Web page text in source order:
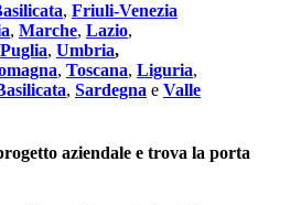
, Friuli-Venezia
, Marche, Lazio,
Puglia, Umbria,
, Toscana, Liguria,
, Sardegna e Valle
aziendale e trova la porta